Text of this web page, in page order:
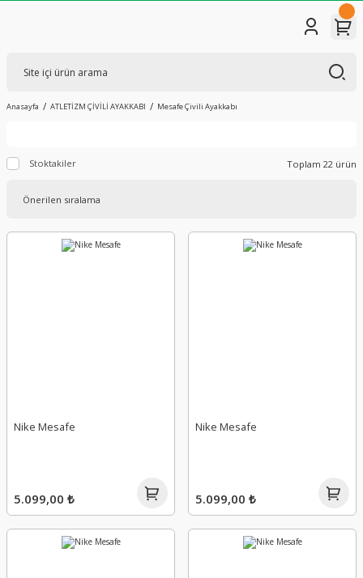
Anasayfa ATLETİZM ÇİVİLİ AYAKKABI Mesafe Çivili Ayakkabı
Stoktakiler Toplam 22 ürün
Nike Mesafe
5.099,00 ₺
Nike Mesafe
5.099,00 ₺